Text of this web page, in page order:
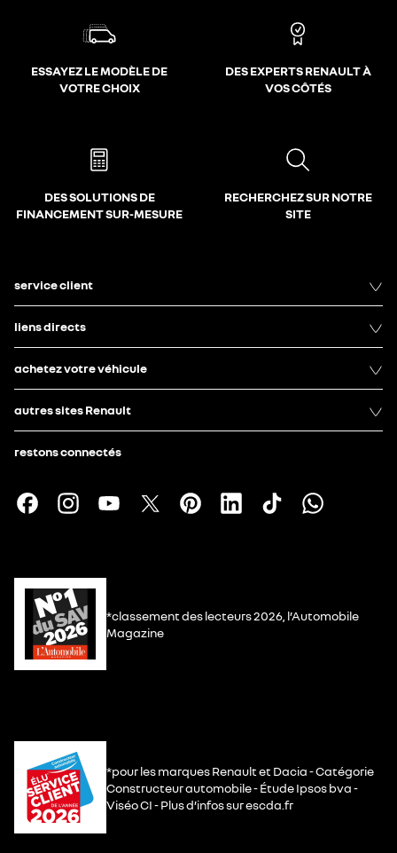
ESSAYEZ LE MODÈLE DE
VOTRE CHOIX
DES EXPERTS RENAULT À
VOS CÔTÉS
DES SOLUTIONS DE
FINANCEMENT SUR-MESURE
RECHERCHEZ SUR NOTRE
SITE
service client
liens directs
achetez votre véhicule
autres sites Renault
restons connectés
*classement des lecteurs 2026, l’Automobile
Magazine
*pour les marques Renault et Dacia - Catégorie
Constructeur automobile - Étude Ipsos bva -
Viséo CI - Plus d’infos sur escda.fr